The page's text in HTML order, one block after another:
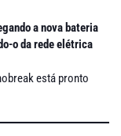
a nova bateria
o da rede elétrica
está pronto